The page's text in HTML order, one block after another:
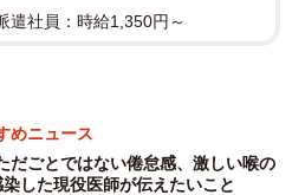
からないというのが現状で
遣社員：時給1,350円～
めニュース
ごとではない倦怠感、激しい喉の
した現役医師が伝えたいこと